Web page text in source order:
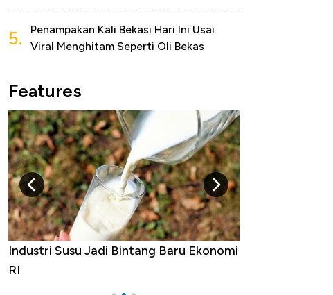
5.
Penampakan Kali Bekasi Hari Ini Usai
Viral Menghitam Seperti Oli Bekas
Features
Industri Susu Jadi Bintang Baru Ekonomi
RI